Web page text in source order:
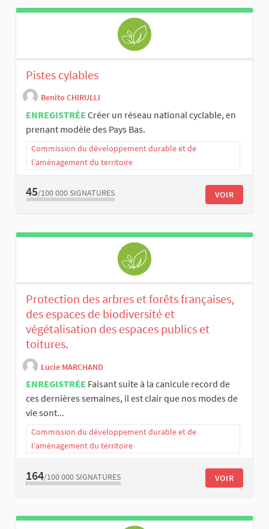
Pistes cylables
Benito CHIRULLI
ENREGISTRÉE Créer un réseau national cyclable, en
prenant modèle des Pays Bas.
Commission du développement durable et de
l’aménagement du territoire
45/100 000 SIGNATURES VOIR
Protection des arbres et forêts françaises,
des espaces de biodiversité et
végétalisation des espaces publics et
toitures.
Lucie MARCHAND
ENREGISTRÉE Faisant suite à la canicule record de
ces dernières semaines, il est clair que nos modes de
vie sont...
Commission du développement durable et de
l’aménagement du territoire
164/100 000 SIGNATURES VOIR